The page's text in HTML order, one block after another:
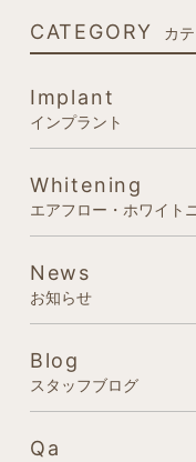
CATEGORY カ
Implant
インプラント
Whitening
エアフロー・ホワイト
News
お知らせ
Blog
スタッフブログ
Qa